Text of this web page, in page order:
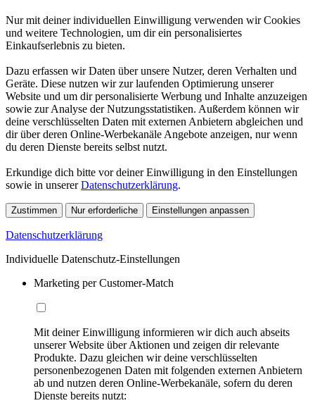
Nur mit deiner individuellen Einwilligung verwenden wir Cookies
und weitere Technologien, um dir ein personalisiertes
Einkaufserlebnis zu bieten.
Dazu erfassen wir Daten über unsere Nutzer, deren Verhalten und
Geräte. Diese nutzen wir zur laufenden Optimierung unserer
Website und um dir personalisierte Werbung und Inhalte anzuzeigen
sowie zur Analyse der Nutzungsstatistiken. Außerdem können wir
deine verschlüsselten Daten mit externen Anbietern abgleichen und
dir über deren Online-Werbekanäle Angebote anzeigen, nur wenn
du deren Dienste bereits selbst nutzt.
Erkundige dich bitte vor deiner Einwilligung in den Einstellungen
sowie in unsererDatenschutzerklärung.
Zustimmen Nur erforderliche Einstellungen anpassen
Datenschutzerklärung
Individuelle Datenschutz-Einstellungen
Marketing per Customer-Match
Mit deiner Einwilligung informieren wir dich auch abseits
unserer Website über Aktionen und zeigen dir relevante
Produkte. Dazu gleichen wir deine verschlüsselten
personenbezogenen Daten mit folgenden externen Anbietern
ab und nutzen deren Online-Werbekanäle, sofern du deren
Dienste bereits nutzt: